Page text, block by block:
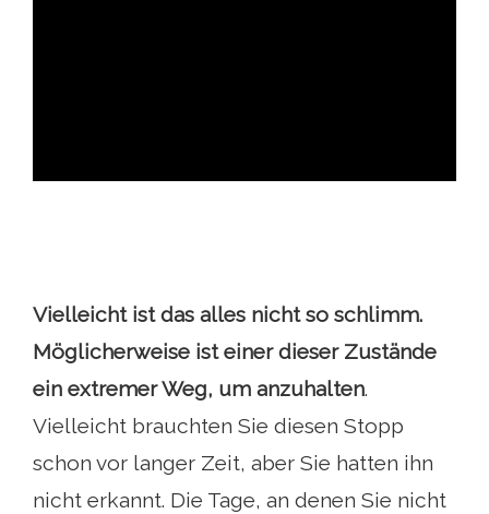
Vielleicht ist das alles nicht so schlimm.
Möglicherweise ist einer dieser Zustände
ein extremer Weg, um anzuhalten.
Vielleicht brauchten Sie diesen Stopp
schon vor langer Zeit, aber Sie hatten ihn
nicht erkannt. Die Tage, an denen Sie nicht